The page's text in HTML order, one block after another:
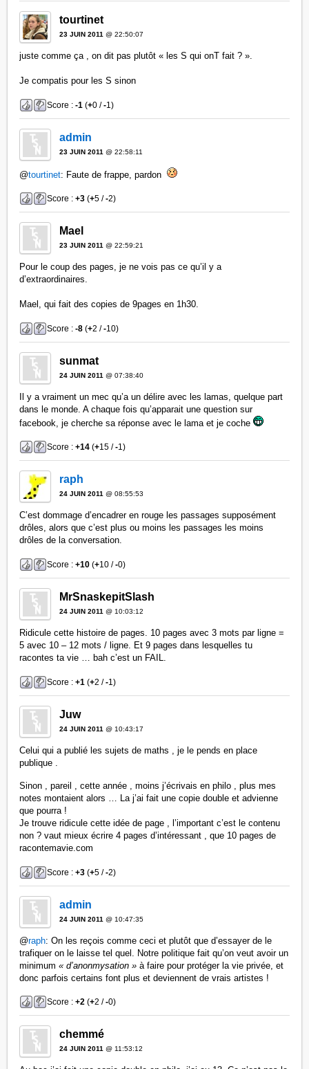
tourtinet
23 JUIN 2011 @ 22:50:07
juste comme ça , on dit pas plutôt « les S qui onT fait ? ».
Je compatis pour les S sinon
Score :-1 (+0 /-1)
admin
23 JUIN 2011 @ 22:58:11
@tourtinet: Faute de frappe, pardon
Score :+3 (+5 /-2)
Mael
23 JUIN 2011 @ 22:59:21
Pour le coup des pages, je ne vois pas ce qu’il y a
d’extraordinaires.
Mael, qui fait des copies de 9pages en 1h30.
Score :-8 (+2 /-10)
sunmat
24 JUIN 2011 @ 07:38:40
Il y a vraiment un mec qu’a un délire avec les lamas, quelque part
dans le monde. A chaque fois qu’apparait une question sur
facebook, je cherche sa réponse avec le lama et je coche
Score :+14 (+15 /-1)
raph
24 JUIN 2011 @ 08:55:53
C’est dommage d’encadrer en rouge les passages supposément
drôles, alors que c’est plus ou moins les passages les moins
drôles de la conversation.
Score :+10 (+10 /-0)
MrSnaskepitSlash
24 JUIN 2011 @ 10:03:12
Ridicule cette histoire de pages. 10 pages avec 3 mots par ligne =
5 avec 10 – 12 mots / ligne. Et 9 pages dans lesquelles tu
racontes ta vie … bah c’est un FAIL.
Score :+1 (+2 /-1)
Juw
24 JUIN 2011 @ 10:43:17
Celui qui a publié les sujets de maths , je le pends en place
publique .
Sinon , pareil , cette année , moins j’écrivais en philo , plus mes
notes montaient alors … La j’ai fait une copie double et advienne
que pourra !
Je trouve ridicule cette idée de page , l’important c’est le contenu
non ? vaut mieux écrire 4 pages d’intéressant , que 10 pages de
racontemavie.com
Score :+3 (+5 /-2)
admin
24 JUIN 2011 @ 10:47:35
@raph: On les reçois comme ceci et plutôt que d’essayer de le
trafiquer on le laisse tel quel. Notre politique fait qu’on veut avoir un
minimum« d’anonmysation »à faire pour protéger la vie privée, et
donc parfois certains font plus et deviennent de vrais artistes !
Score :+2 (+2 /-0)
chemmé
24 JUIN 2011 @ 11:53:12